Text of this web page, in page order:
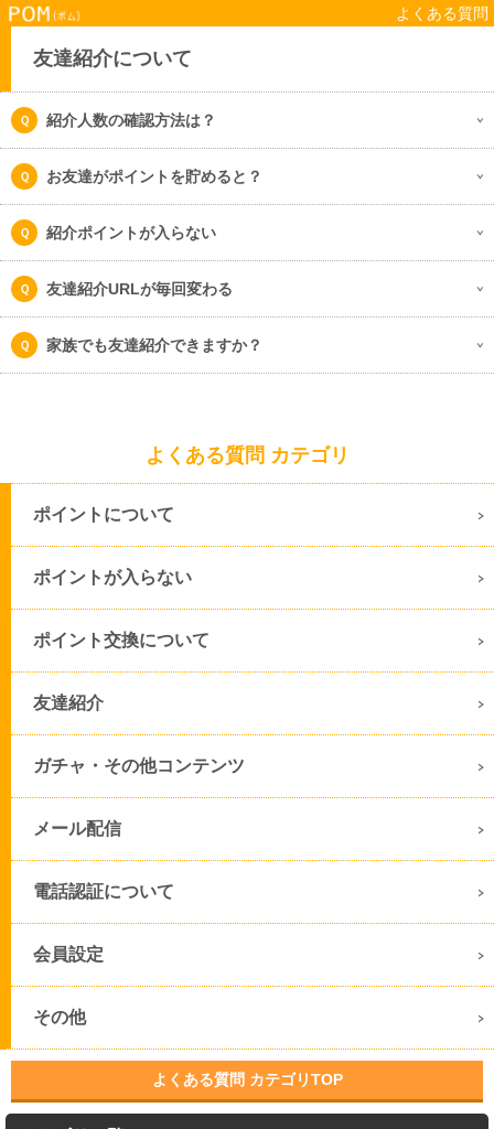
よくある質問
友達紹介について
紹介人数の確認方法は？
お友達がポイントを貯めると？
紹介ポイントが入らない
友達紹介URLが毎回変わる
家族でも友達紹介できますか？
よくある質問 カテゴリ
ポイントについて
ポイントが入らない
ポイント交換について
友達紹介
ガチャ・その他コンテンツ
メール配信
電話認証について
会員設定
その他
よくある質問 カテゴリTOP